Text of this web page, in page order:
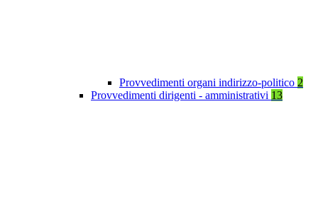
Provvedimenti organi indirizzo-politico 2
Provvedimenti dirigenti - amministrativi 13